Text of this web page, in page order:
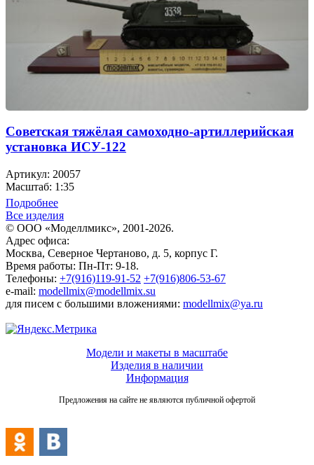
Советская тяжёлая самоходно-артиллерийская
установка ИСУ-122
Артикул: 20057
Масштаб: 1:35
Подробнее
Все изделия
© ООО «Моделлмикс», 2001-2026.
Адрес офиса:
Москва, Северное Чертаново, д. 5, корпус Г.
Время работы: Пн-Пт: 9-18.
Телефоны: +7(916)119-91-52 +7(916)806-53-67
e-mail: modellmix@modellmix.su
для писем с большими вложениями: modellmix@ya.ru
Модели и макеты в масштабе
Изделия в наличии
Информация
Предложения на сайте не являются публичной офертой